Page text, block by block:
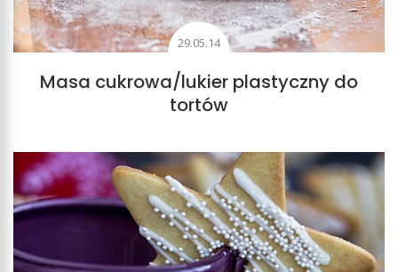
29.05.14
Masa cukrowa/lukier plastyczny do
tortów